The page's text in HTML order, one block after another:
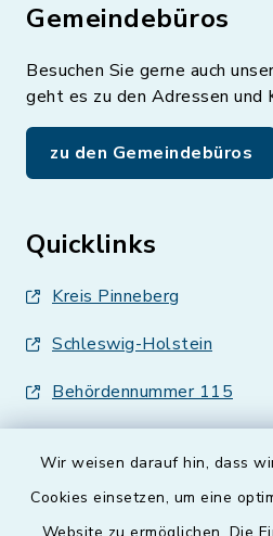
Wir weisen darauf hin, dass
Cookies einsetzen, um eine
Gemeindebüros
Besuchen Sie gerne auch
geht es zu den Adressen und
zu den Gemeindebüros
Quicklinks
Kreis Pinneberg
Schleswig-Holstein
Behördennummer 115